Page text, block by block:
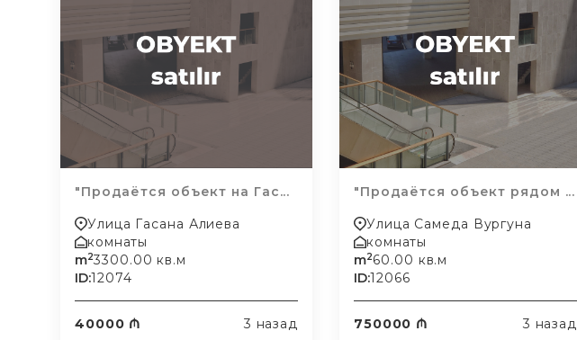
"Продаётся объект на Гас...
Улица Гасана Алиева
комнаты
m23300.00 кв.м
ID:12074
40000 ₼ 3 назад
"Продаётся объект рядом ...
Улица Самеда Вургуна
комнаты
m260.00 кв.м
ID:12066
750000 ₼ 3 назад